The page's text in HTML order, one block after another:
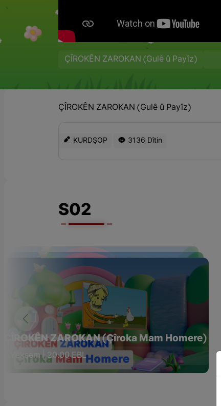
ÇÎROKÊN ZAROKAN (Gulê û Payîz)
ÇÎROKÊN ZAROKAN (Gulê û Payîz)
KURDŞOP 3136 Dîtin
S02
ÇÎROKÊN ZAROKAN (Çîroka Mam Homere)
Yêkşem | 20:00 EBL